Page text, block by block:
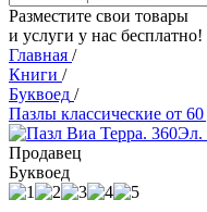
Разместите свои товары
и услуги у нас бесплатно!
Главная /
Книги /
Буквоед /
Пазлы классические от
Продавец
Буквоед